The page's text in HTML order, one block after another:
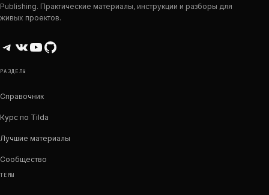
Publishing. Практические материалы, инструкции и разборы для
живых проектов.
Telegram
ВКонтакте
YouTube
GitHub
РАЗДЕЛЫ
Справочник
Курс по Tilda
Лучшие материалы
Сообщество
ТЕМЫ